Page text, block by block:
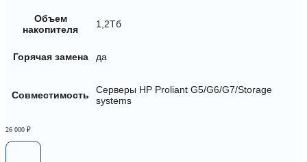
Объем
накопителя
1,2Тб
Горячая замена да
Совместимость
Серверы HP Proliant G5/G6/G7/Storage
systems
26 000 ₽